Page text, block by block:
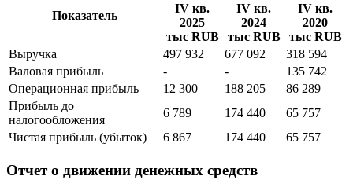
Показатель
IV кв.
2025
тыс RUB
IV кв.
2024
тыс RUB
IV кв.
2020
тыс RUB
Выручка
497 932 677 092
318 594
Валовая прибыль
- -
135 742
Операционная прибыль
12 300 188 205
86 289
Прибыль до
налогообложения
6 789 174 440
65 757
Чистая прибыль (убыток)
6 867 174 440 65 757
Отчет о движении денежных средств